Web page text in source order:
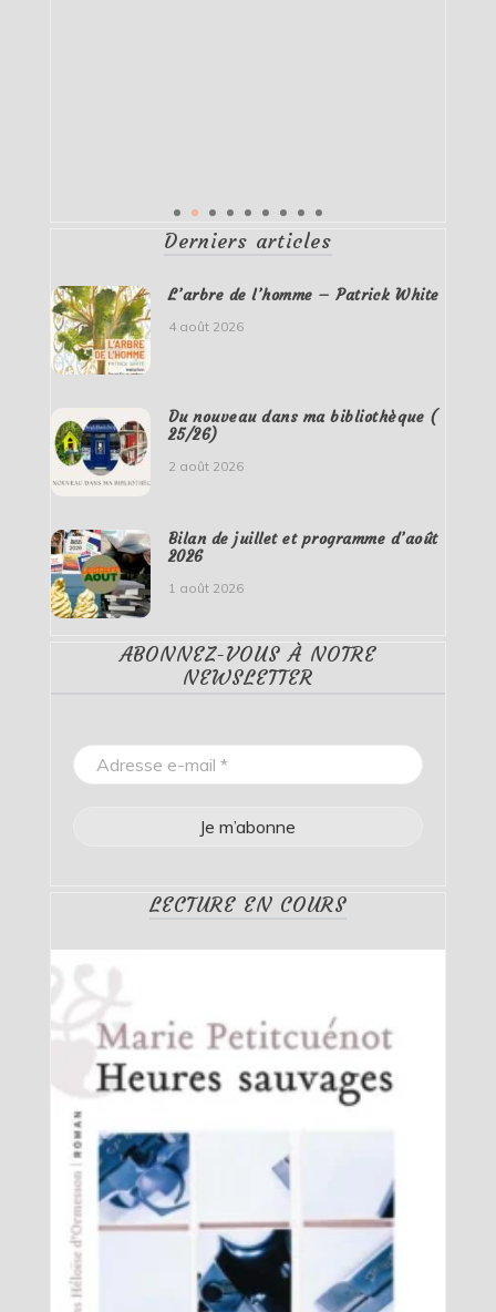
Derniers articles
L’arbre de l’homme – Patrick White
4 août 2026
Du nouveau dans ma bibliothèque (
25/26)
2 août 2026
Bilan de juillet et programme d’août
2026
1 août 2026
ABONNEZ-VOUS À NOTRE
NEWSLETTER
LECTURE EN COURS